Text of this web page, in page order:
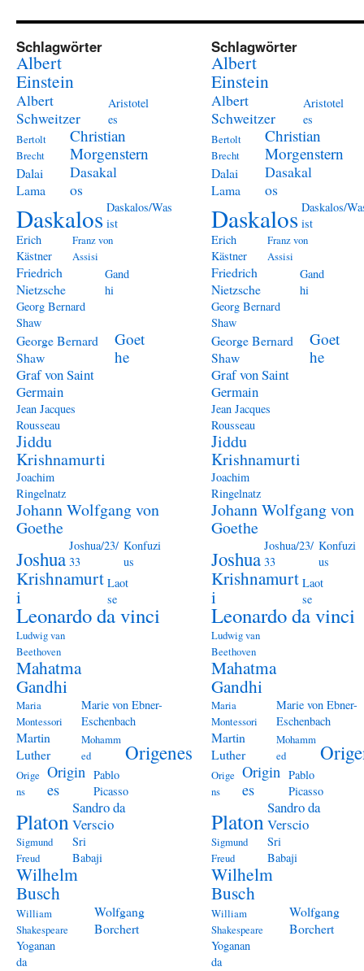
Schlagwörter
Albert
Einstein
Albert
Schweitzer
Aristotel
es
Bertolt
Brecht
Christian
Morgenstern
Dalai
Lama
Dasakal
os
Daskalos Daskalos/Was
ist
Erich
Kästner
Franz von
Assisi
Friedrich
Nietzsche
Gand
hi
Georg Bernard
Shaw
George Bernard
Shaw
Goet
he
Graf von Saint
Germain
Jean Jacques
Rousseau
Jiddu
Krishnamurti
Joachim
Ringelnatz
Johann Wolfgang von
Goethe
Joshua
Joshua/23/
33
Konfuzi
us
Krishnamurt
i
Laot
se
Leonardo da vinci
Ludwig van
Beethoven
Mahatma
Gandhi
Maria
Montessori
Marie von Ebner-
Eschenbach
Martin
Luther
Mohamm
ed
Origenes
Orige
ns
Origin
es
Pablo
Picasso
Platon
Sandro da
Verscio
Sigmund
Freud
Sri
Babaji
Wilhelm
Busch
William
Shakespeare
Wolfgang
Borchert
Yoganan
da
Schlagwörter
Albert
Einstein
Albert
Schweitzer
Aristotel
es
Bertolt
Brecht
Christian
Morgenstern
Dalai
Lama
Dasakal
os
Daskalos Daskalos/
ist
Erich
Kästner
Franz von
Assisi
Friedrich
Nietzsche
Gand
hi
Georg Bernard
Shaw
George Bernard
Shaw
Goet
he
Graf von Saint
Germain
Jean Jacques
Rousseau
Jiddu
Krishnamurti
Joachim
Ringelnatz
Johann Wolfgang von
Goethe
Joshua
Joshua/23/
33
Konfuzi
us
Krishnamurt
i
Laot
se
Leonardo da vinci
Ludwig van
Beethoven
Mahatma
Gandhi
Maria
Montessori
Marie von Ebner-
Eschenbach
Martin
Luther
Mohamm
ed
Orige
ns
Origin
es
Pablo
Picasso
Platon
Sandro da
Verscio
Sigmund
Freud
Sri
Babaji
Wilhelm
Busch
William
Shakespeare
Wolfgang
Borchert
Yoganan
da